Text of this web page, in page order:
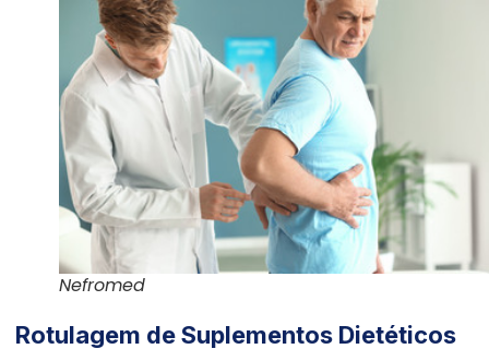
Nefromed
Rotulagem de Suplementos Dietéticos